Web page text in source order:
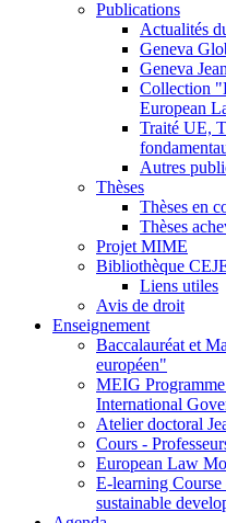
Publications
Actualités
Geneva
Geneva
Collection
European
Traité UE,
Autres
Thèses
Thèses en
Thèses
Projet MIME
Bibliothèque
Liens utiles
Avis de droit
Enseignement
Baccalauréat et
européen"
MEIG
International
Atelier doctoral
Cours -
European Law
E-learning
sustainable